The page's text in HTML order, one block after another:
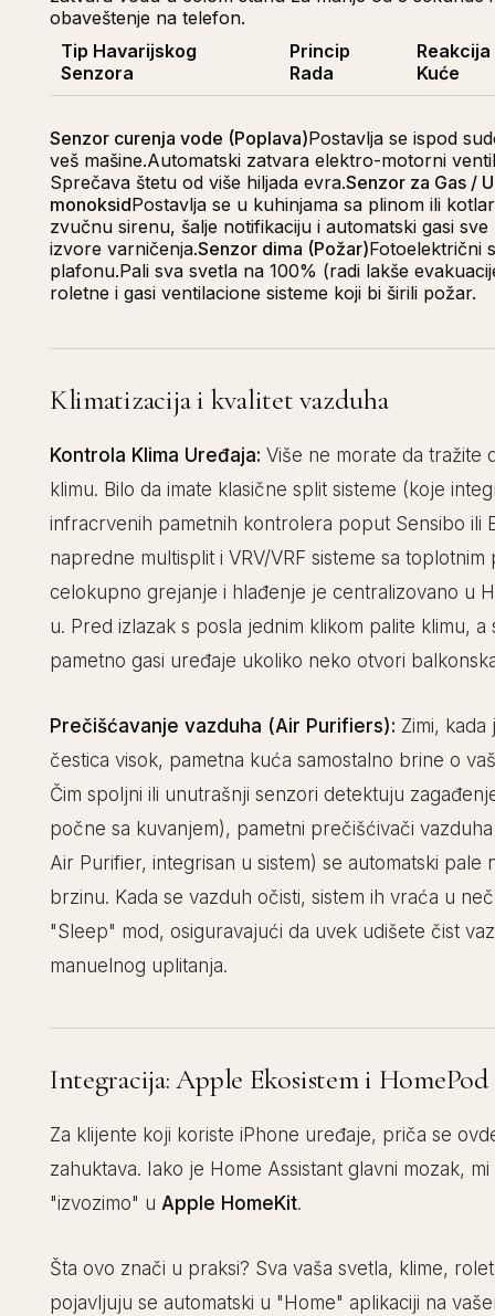
obaveštenje na telefon.
Tip Havarijskog
Senzora
Princip
Rada
Kuće
Senzor curenja vode (Poplava)Postavlja se ispod
veš mašine.Automatski zatvara elektro-motorni
Sprečava štetu od više hiljada evra.Senzor za Gas /
monoksidPostavlja se u kuhinjama sa plinom ili
zvučnu sirenu, šalje notifikaciju i automatski gasi sve
izvore varničenja.Senzor dima (Požar)Fotoelektrični
plafonu.Pali sva svetla na 100% (radi lakše
roletne i gasi ventilacione sisteme koji bi širili požar.
Klimatizacija i kvalitet vazduha
Kontrola Klima Uređaja: Više ne morate da tražite
klimu. Bilo da imate klasične split sisteme (koje
infracrvenih pametnih kontrolera poput Sensibo ili
napredne multisplit i VRV/VRF sisteme sa toplotnim
celokupno grejanje i hlađenje je centralizovano u
u. Pred izlazak s posla jednim klikom palite klimu, a
pametno gasi uređaje ukoliko neko otvori
Prečišćavanje vazduha (Air Purifiers): Zimi,
čestica visok, pametna kuća samostalno brine o
Čim spoljni ili unutrašnji senzori detektuju
počne sa kuvanjem), pametni prečišćivači
Air Purifier, integrisan u sistem) se automatski pale
brzinu. Kada se vazduh očisti, sistem ih vraća u
"Sleep" mod, osiguravajući da uvek udišete čist
manuelnog uplitanja.
Integracija: Apple Ekosistem i
Za klijente koji koriste iPhone uređaje, priča se
zahuktava. Iako je Home Assistant glavni mozak, mi
"izvozimo" u Apple HomeKit.
Šta ovo znači u praksi? Sva vaša svetla, klime,
pojavljuju se automatski u "Home" aplikaciji na